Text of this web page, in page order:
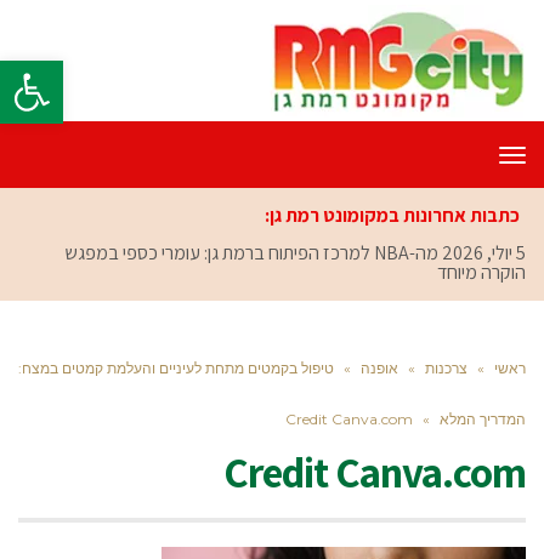
פתח
תפריט
כתבות אחרונות במקומונט רמת גן:
5 יולי, 2026
מה-NBA למרכז הפיתוח ברמת גן: עומרי כספי במפגש
הוקרה מיוחד
ראשי » צרכנות » אופנה » טיפול בקמטים מתחת לעיניים והעלמת קמטים במצח:
המדריך המלא »
Credit Canva.com
Credit Canva.com